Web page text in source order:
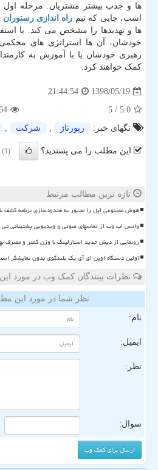
ها و جذب بیشتر مشتریان. مرحله اول
است، جایی که تیم راه اندازی رستوران
ها و تهدیدها را مشخص می کند. با
خودشان، آن ها استراتژی های
رهبری خودشان یا با آموزش به
کمک خواهند کرد.
1398/05/19
21:44:54
5.0
/ 5
تگهای خبر:
رپورتاژ , شركت ,
این مطلب را می پسندید؟ (1)
تازه ترین مطالب مرتبط
هوش مصنوعی اپل را مجبور به محدودسازی برنامه کشف
واتس اپ وب از تماسهای صوتی و ویدیویی پشتیبانی می
رونمایی از دیش جدید استارلینک با وزن کمتر و مصرف
اولین دستگاه اوپن ای آی یک بلندگوی بدون نمایشگر
نظرات بینندگان کمک وب در مورد
نظر شما در مورد این
نام:
ایمیل:
نظر:
سوال: